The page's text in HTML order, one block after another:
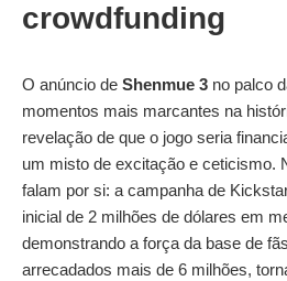
crowdfunding
O anúncio de Shenmue 3 no palco
momentos mais marcantes na
revelação de que o jogo seria
um misto de excitação e ceticismo.
falam por si: a campanha de
inicial de 2 milhões de dólares em
demonstrando a força da base de
arrecadados mais de 6 milhões,